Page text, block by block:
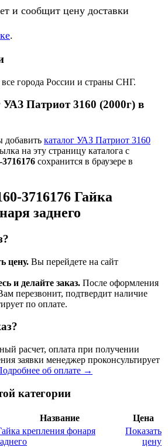
и сообщит цену доставки
.
города России и страны СНГ.
УАЗ Патриот 3160 (2000г) в
каталог УАЗ Патриот 3160
на эту страницу каталога с
3716176 сохранится в браузере в
3716176 Гайка
заднего
цену. Вы перейдете на сайт
и делайте заказ. После оформления
перезвонит, подтвердит наличие
по оплате.
расчет, оплата при получении
заявки менеджер проконсультирует
об оплате →
категории
Название
Цена
крепления фонаря
Показать
цену